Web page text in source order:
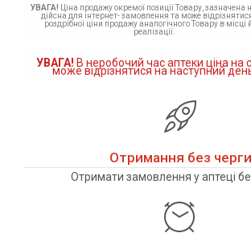
УВАГА! Ціна продажу окремої позиції Товару, зазначена
дійсна для інтернет- замовлення та може
роздрібної ціни продажу аналогічного Товару в місці
реалізації.
УВАГА! В неробочий час аптеки ціна на
може відрізнятися на наступний
Отримання без черги
Отримати замовлення у аптеці